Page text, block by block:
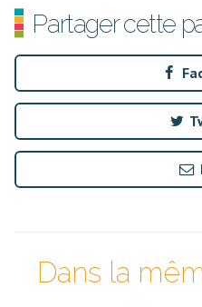
Partager cette
Dans la